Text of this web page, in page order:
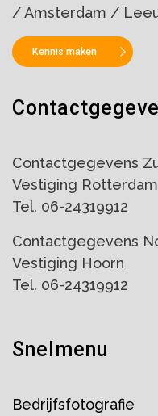
/ Amsterdam /
Kennis maken
Contactgegevens
Vestiging
Tel. 06-24319912
Contactgegevens
Vestiging Hoorn
Tel. 06-24319912
Snelmenu
Bedrijfsfotografie